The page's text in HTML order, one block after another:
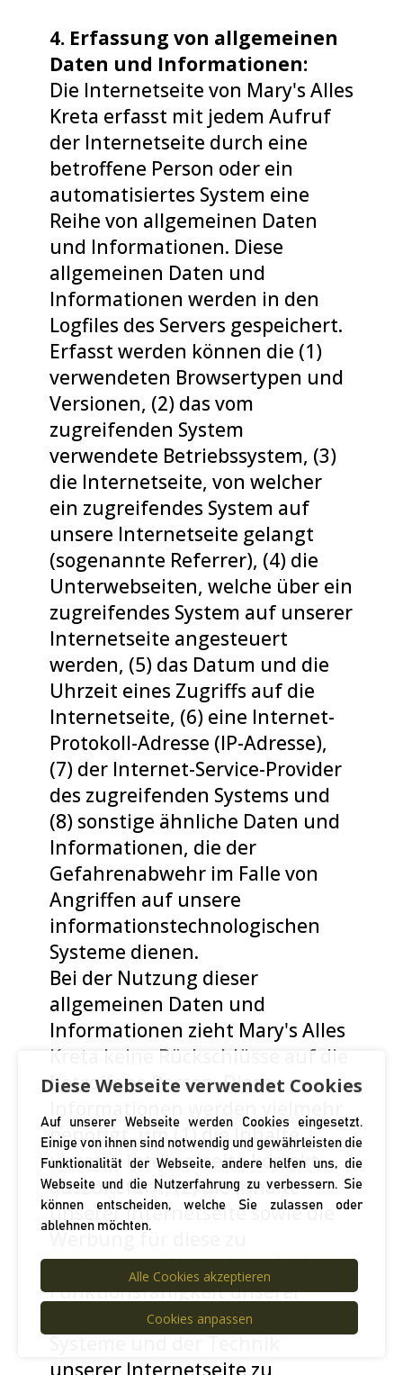
Diese Webseite verwendet Cookies
Auf unserer Webseite werden Cookies eingesetzt.
Einige von ihnen sind notwendig und gewährleisten die
Funktionalität der Webseite, andere helfen uns, die
Webseite und die Nutzerfahrung zu verbessern. Sie
können entscheiden, welche Sie zulassen oder
ablehnen möchten.
Alle Cookies akzeptieren
Cookies anpassen
4. Erfassung von allgemeinen
Daten und Informationen:
Die Internetseite von Mary's Alles
Kreta erfasst mit jedem Aufruf
der Internetseite durch eine
betroffene Person oder ein
automatisiertes System eine
Reihe von allgemeinen Daten
und Informationen. Diese
allgemeinen Daten und
Informationen werden in den
Logfiles des Servers gespeichert.
Erfasst werden können die (1)
verwendeten Browsertypen und
Versionen, (2) das vom
zugreifenden System
verwendete Betriebssystem, (3)
die Internetseite, von welcher
ein zugreifendes System auf
unsere Internetseite gelangt
(sogenannte Referrer), (4) die
Unterwebseiten, welche über ein
zugreifendes System auf unserer
Internetseite angesteuert
werden, (5) das Datum und die
Uhrzeit eines Zugriffs auf die
Internetseite, (6) eine Internet-
Protokoll-Adresse (IP-Adresse),
(7) der Internet-Service-Provider
des zugreifenden Systems und
(8) sonstige ähnliche Daten und
Informationen, die der
Gefahrenabwehr im Falle von
Angriffen auf unsere
informationstechnologischen
Systeme dienen.
Bei der Nutzung dieser
allgemeinen Daten und
Informationen zieht Mary's Alles
Kreta keine Rückschlüsse auf die
betroffene Person. Diese
benötigt, um (1) die Inhalte
unserer Internetseite korrekt
auszuliefern, (2) die Inhalte
unserer Internetseite sowie die
optimieren, (3) die dauerhafte
Funktionsfähigkeit unserer
informationstechnologischen